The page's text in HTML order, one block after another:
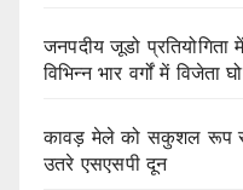
जनपदीय जूडो प्रतियोगिता
विभिन्न भार वर्गों में विजेता
कावड़ मेले को सकुशल रूप
उतरे एसएसपी दून